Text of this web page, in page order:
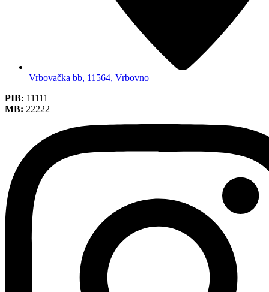
Vrbovačka bb, 11564, Vrbovno
PIB: 11111
MB: 22222